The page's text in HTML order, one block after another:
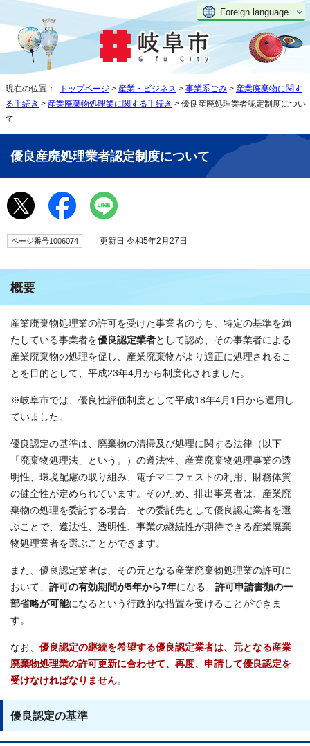
Foreign language
現在の位置： トップページ > 産業・ビジネス > 事業系ごみ > 産業廃棄物に関す
る手続き > 産業廃棄物処理業に関する手続き > 優良産廃処理業者認定制度につい
て
優良産廃処理業者認定制度について
ページ番号1006074 更新日 令和5年2月27日
概要
産業廃棄物処理業の許可を受けた事業者のうち、特定の基準を満
たしている事業者を優良認定業者として認め、その事業者による
産業廃棄物の処理を促し、産業廃棄物がより適正に処理されるこ
とを目的として、平成23年4月から制度化されました。
※岐阜市では、優良性評価制度として平成18年4月1日から運用し
ていました。
優良認定の基準は、廃棄物の清掃及び処理に関する法律（以下
「廃棄物処理法」という。）の遵法性、産業廃棄物処理事業の透
明性、環境配慮の取り組み、電子マニフェストの利用、財務体質
の健全性が定められています。そのため、排出事業者は、産業廃
棄物の処理を委託する場合、その委託先として優良認定業者を選
ぶことで、遵法性、透明性、事業の継続性が期待できる産業廃棄
物処理業者を選ぶことができます。
また、優良認定業者は、その元となる産業廃棄物処理業の許可に
おいて、 許可の有効期間が5年から7年になる、 許可申請書類の一
部省略が可能になるという行政的な措置を受けることができま
す。
なお、 優良認定の継続を希望する優良認定業者は、元となる産業
廃棄物処理業の許可更新に合わせて、再度、申請して優良認定を
受けなければなりません。
優良認定の基準